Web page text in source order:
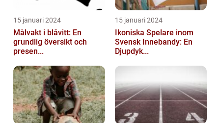
15 januari 2024
Målvakt i blåvitt: En
grundlig översikt och
presen...
15 januari 2024
Ikoniska Spelare inom
Svensk Innebandy: En
Djupdyk...